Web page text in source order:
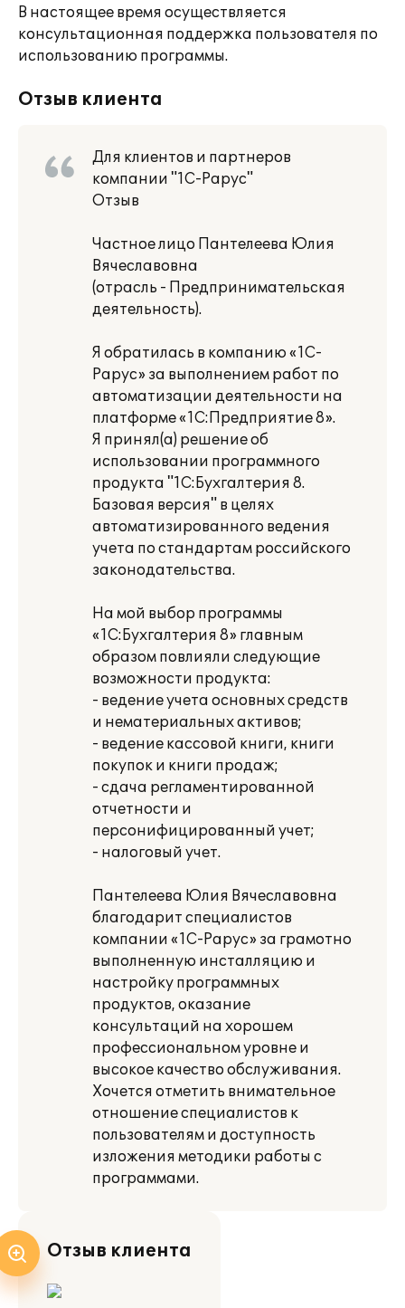
В настоящее время осуществляется
консультационная поддержка пользователя по
использованию программы.
Отзыв клиента
Для клиентов и партнеров
компании "1С-Рарус"
Отзыв
Частное лицо Пантелеева Юлия
Вячеславовна
(отрасль - Предпринимательская
деятельность).
Я обратилась в компанию «1С-
Рарус» за выполнением работ по
автоматизации деятельности на
платформе «1С:Предприятие 8».
Я принял(а) решение об
использовании программного
продукта "1С:Бухгалтерия 8.
Базовая версия" в целях
автоматизированного ведения
учета по стандартам российского
законодательства.
На мой выбор программы
«1С:Бухгалтерия 8» главным
образом повлияли следующие
возможности продукта:
- ведение учета основных средств
и нематериальных активов;
- ведение кассовой книги, книги
покупок и книги продаж;
- сдача регламентированной
отчетности и
персонифицированный учет;
- налоговый учет.
Пантелеева Юлия Вячеславовна
благодарит специалистов
компании «1С-Рарус» за грамотно
выполненную инсталляцию и
настройку программных
продуктов, оказание
консультаций на хорошем
профессиональном уровне и
высокое качество обслуживания.
Хочется отметить внимательное
отношение специалистов к
пользователям и доступность
изложения методики работы с
программами.
Отзыв клиента